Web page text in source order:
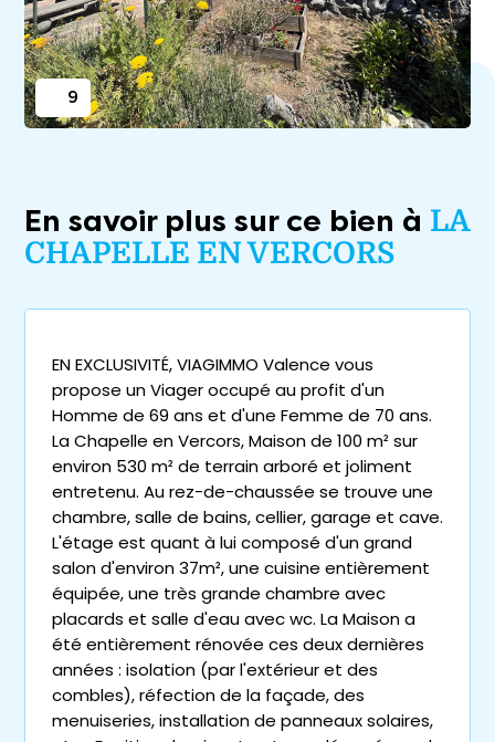
9
En savoir plus sur ce bien à LA
CHAPELLE EN VERCORS
EN EXCLUSIVITÉ, VIAGIMMO Valence vous
propose un Viager occupé au profit d'un
Homme de 69 ans et d'une Femme de 70 ans.
La Chapelle en Vercors, Maison de 100 m² sur
environ 530 m² de terrain arboré et joliment
entretenu. Au rez-de-chaussée se trouve une
chambre, salle de bains, cellier, garage et cave.
L'étage est quant à lui composé d'un grand
salon d'environ 37m², une cuisine entièrement
équipée, une très grande chambre avec
placards et salle d'eau avec wc. La Maison a
été entièrement rénovée ces deux dernières
années : isolation (par l'extérieur et des
combles), réfection de la façade, des
menuiseries, installation de panneaux solaires,